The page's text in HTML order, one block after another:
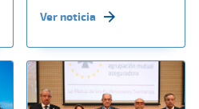
Ver noticia